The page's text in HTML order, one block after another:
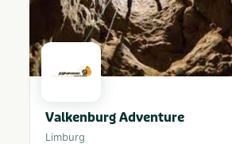
Valkenburg Adventure
Limburg